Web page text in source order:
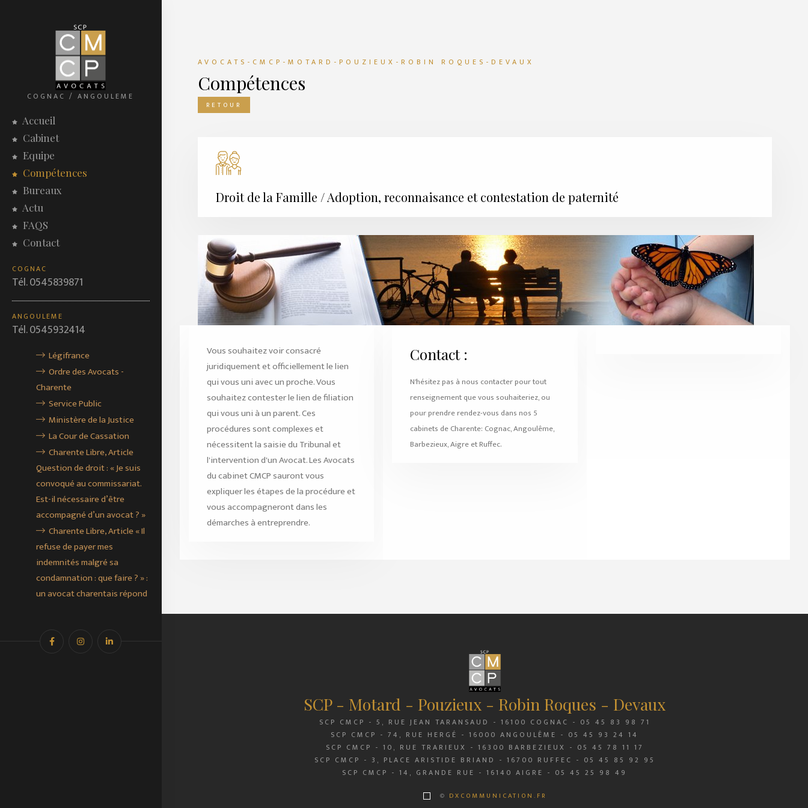
COGNAC / ANGOULEME
Accueil
Cabinet
Equipe
Compétences
Bureaux
Actu
FAQS
Contact
COGNAC
Tél. 0545839871
ANGOULEME
Tél. 0545932414
Légifrance
Ordre des Avocats -
Charente
Service Public
Ministère de la Justice
La Cour de Cassation
Charente Libre, Article
Question de droit : « Je suis
convoqué au commissariat.
Est-il nécessaire d’être
accompagné d’un avocat ? »
Charente Libre, Article « Il
refuse de payer mes
indemnités malgré sa
condamnation : que faire ? » :
un avocat charentais répond
AVOCATS-CMCP-MOTARD-POUZIEUX-ROBIN ROQUES-DEVAUX
Compétences
RETOUR
Droit de la Famille / Adoption, reconnaisance et contestation de paternité
Vous souhaitez voir consacré
juridiquement et officiellement le lien
qui vous uni avec un proche. Vous
souhaitez contester le lien de filiation
qui vous uni à un parent. Ces
procédures sont complexes et
nécessitent la saisie du Tribunal et
l'intervention d'un Avocat. Les Avocats
du cabinet CMCP sauront vous
expliquer les étapes de la procédure et
vous accompagneront dans les
démarches à entreprendre.
Contact :
N'hésitez pas à nous contacter pour tout
renseignement que vous souhaiteriez, ou
pour prendre rendez-vous dans nos 5
cabinets de Charente: Cognac, Angoulême,
Barbezieux, Aigre et Ruffec.
SCP - Motard - Pouzieux - Robin Roques - Devaux
SCP CMCP - 5, RUE JEAN TARANSAUD - 16100 COGNAC - 05 45 83 98 71
SCP CMCP - 74, RUE HERGÉ - 16000 ANGOULÊME - 05 45 93 24 14
SCP CMCP - 10, RUE TRARIEUX - 16300 BARBEZIEUX - 05 45 78 11 17
SCP CMCP - 3, PLACE ARISTIDE BRIAND - 16700 RUFFEC - 05 45 85 92 95
SCP CMCP - 14, GRANDE RUE - 16140 AIGRE - 05 45 25 98 49
© DXCOMMUNICATION.FR